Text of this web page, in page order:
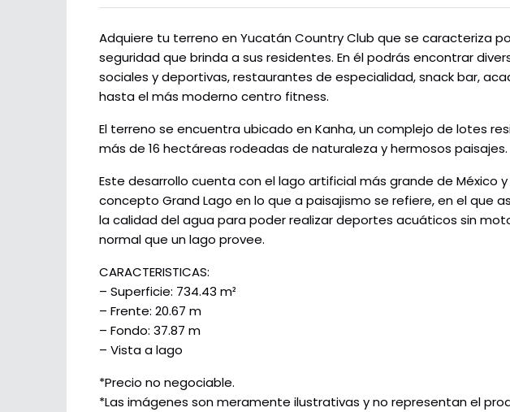
Adquiere tu terreno en Yucatán Country Club que se caracteriza
seguridad que brinda a sus residentes. En él podrás encontrar
sociales y deportivas, restaurantes de especialidad, snack bar,
hasta el más moderno centro fitness.
El terreno se encuentra ubicado en Kanha, un complejo de lotes
más de 16 hectáreas rodeadas de naturaleza y hermosos paisajes.
Este desarrollo cuenta con el lago artificial más grande de México
concepto Grand Lago en lo que a paisajismo se refiere, en el que
la calidad del agua para poder realizar deportes acuáticos sin
normal que un lago provee.
CARACTERISTICAS:
– Superficie: 734.43 m²
– Frente: 20.67 m
– Fondo: 37.87 m
– Vista a lago
*Precio no negociable.
*Las imágenes son meramente ilustrativas y no representan el